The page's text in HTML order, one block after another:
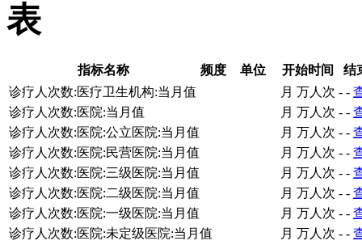
表
指标名称 频度 单位 开始时间
结
诊疗人次数:医疗卫生机构:当月值
月 万人次 - -
诊疗人次数:医院:当月值
月 万人次 - -
诊疗人次数:医院:公立医院:当月值
月 万人次 - -
诊疗人次数:医院:民营医院:当月值
月 万人次 - -
诊疗人次数:医院:三级医院:当月值
月 万人次 - -
诊疗人次数:医院:二级医院:当月值
月 万人次 - -
诊疗人次数:医院:一级医院:当月值
月 万人次 - -
诊疗人次数:医院:未定级医院:当月值
月 万人次 - -